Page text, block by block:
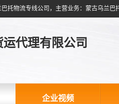
代理有限公司
企业视频